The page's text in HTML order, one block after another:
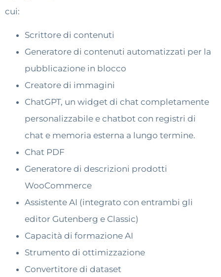
cui:
Scrittore di contenuti
Generatore di contenuti automatizzati per la
pubblicazione in blocco
Creatore di immagini
ChatGPT, un widget di chat completamente
personalizzabile e chatbot con registri di
chat e memoria esterna a lungo termine.
Chat PDF
Generatore di descrizioni prodotti
WooCommerce
Assistente AI (integrato con entrambi gli
editor Gutenberg e Classic)
Capacità di formazione AI
Strumento di ottimizzazione
Convertitore di dataset